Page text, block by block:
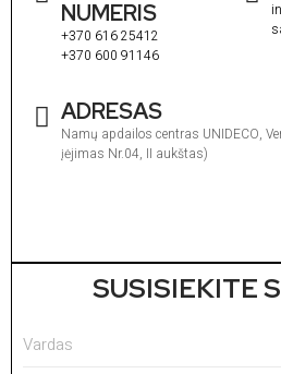
NUMERIS
+370 616 25412
+370 600 91146
ADRESAS
Namų apdailos centras UNIDECO,
įėjimas Nr.04, II aukštas)
SUSISIEKITE